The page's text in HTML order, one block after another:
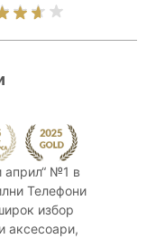
април“ №1 в
Телефони
избор
аксесоари,